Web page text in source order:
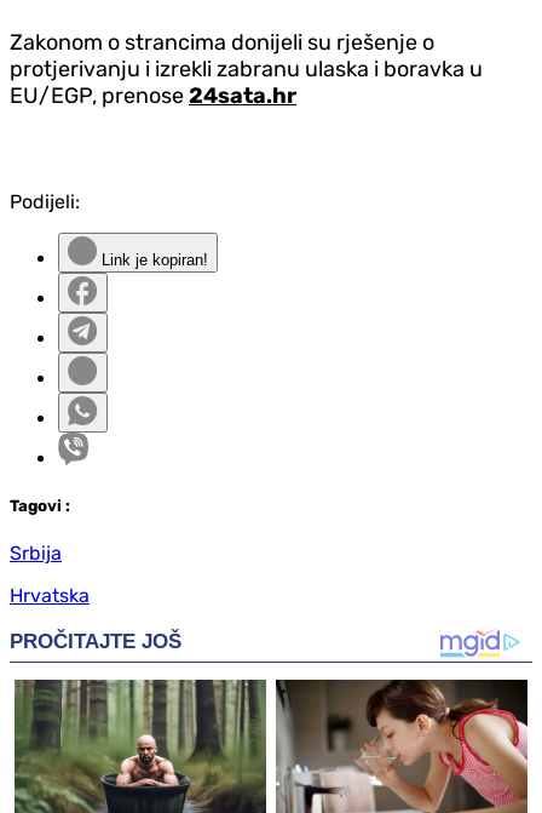
Zakonom o strancima donijeli su rješenje o
protjerivanju i izrekli zabranu ulaska i boravka u
EU/EGP, prenose24sata.hr
Podijeli:
Link je kopiran!
Tagovi :
Srbija
Hrvatska